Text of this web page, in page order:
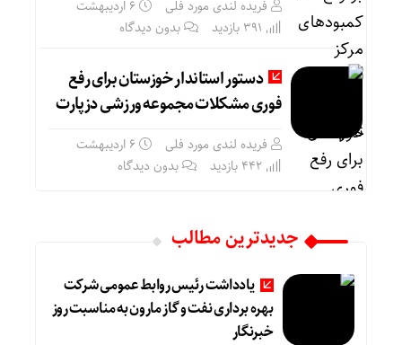
فریده لندی مورد فلی
۶ اردیبهشت
بدون دیدگاه
دستور استاندار خوزستان برای رفع
فوری مشکلات مجموعه ورزشی دزپارت
فریده لندی مورد فلی
۶ اردیبهشت
بدون دیدگاه
جدیدترین مطالب
یادداشت رئیس روابط عمومی شرکت
بهره برداری نفت و گاز مارون به مناسبت روز
خبرنگار